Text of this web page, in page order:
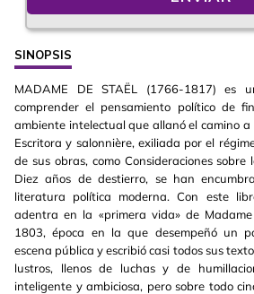
SINOPSIS
MADAME DE STAËL (1766-1817) es
comprender el pensamiento político de
ambiente intelectual que allanó el camino a
Escritora y salonnière, exiliada por el
de sus obras, como Consideraciones sobre
Diez años de destierro, se han
literatura política moderna. Con este
adentra en la «primera vida» de
1803, época en la que desempeñó un
escena pública y escribió casi todos sus
lustros, llenos de luchas y de
inteligente y ambiciosa, pero sobre todo